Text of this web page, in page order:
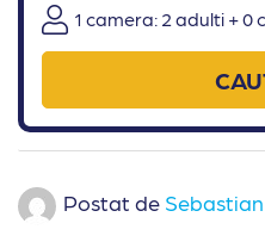
1 camera: 2 adulti + 0
Postat de